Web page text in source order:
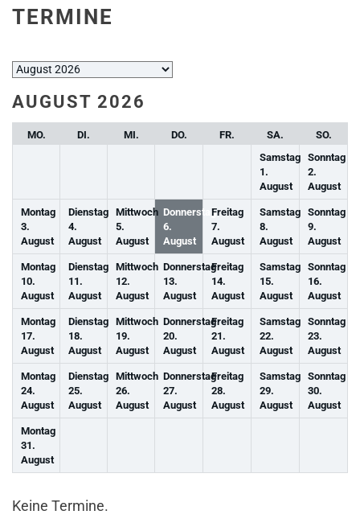
TERMINE
Auswahl
Monats
AUGUST 2026
MO. DI. MI. DO. FR. SA.
SO.
Samstag
1.
August
Sonntag
2.
August
Montag
3.
August
Dienstag
4.
August
Mittwoch
5.
August
Donnerstag
6.
August
Freitag
7.
August
Samstag
8.
August
Sonntag
9.
August
Montag
10.
August
Dienstag
11.
August
Mittwoch
12.
August
Donnerstag
13.
August
Freitag
14.
August
Samstag
15.
August
Sonntag
16.
August
Montag
17.
August
Dienstag
18.
August
Mittwoch
19.
August
Donnerstag
20.
August
Freitag
21.
August
Samstag
22.
August
Sonntag
23.
August
Montag
24.
August
Dienstag
25.
August
Mittwoch
26.
August
Donnerstag
27.
August
Freitag
28.
August
Samstag
29.
August
Sonntag
30.
August
Montag
31.
August
Keine Termine.